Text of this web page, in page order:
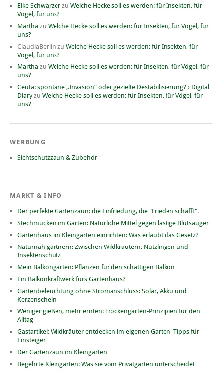
Elke Schwarzer zu Welche Hecke soll es werden: für Insekten, für
Vögel, für uns?
Martha zu Welche Hecke soll es werden: für Insekten, für Vögel, für
uns?
ClaudiaBerlin zu Welche Hecke soll es werden: für Insekten, für
Vögel, für uns?
Martha zu Welche Hecke soll es werden: für Insekten, für Vögel, für
uns?
Ceuta: spontane „Invasion“ oder gezielte Destabilisierung? › Digital
Diaryzu Welche Hecke soll es werden: für Insekten, für Vögel, für
uns?
WERBUNG
Sichtschutzzaun & Zubehör
MARKT & INFO
Der perfekte Gartenzaun: die Einfriedung, die "Frieden schafft".
Stechmücken im Garten: Natürliche Mittel gegen lästige Blutsauger
Gartenhaus im Kleingarten einrichten: Was erlaubt das Gesetz?
Naturnah gärtnern: Zwischen Wildkräutern, Nützlingen und
Insektenschutz
Mein Balkongarten: Pflanzen für den schattigen Balkon
Ein Balkonkraftwerk fürs Gartenhaus?
Gartenbeleuchtung ohne Stromanschluss: Solar, Akku und
Kerzenschein
Weniger gießen, mehr ernten: Trockengarten-Prinzipien für den
Alltag
Gastartikel: Wildkräuter entdecken im eigenen Garten -Tipps für
Einsteiger
Der Gartenzaun im Kleingarten
Begehrte Kleingärten: Was sie vom Privatgarten unterscheidet